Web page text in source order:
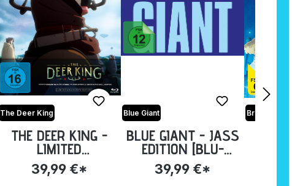
The Deer King
THE DEER KING -
LIMITED
COLLECTOR'S
EDITION [DVD+BLU-
39,99 €*
Blue Giant
BLUE GIANT - JASS
EDITION [BLU-
RAY+DVD+OST]
39,99 €*
Break of